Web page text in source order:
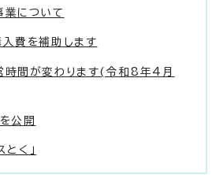
について
費を補助します
時間が変わります(令和8年4月
公開
く」